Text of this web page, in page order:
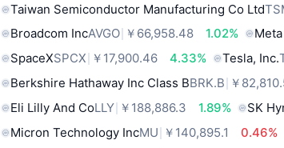
Taiwan Semiconductor Manufacturing Co Ltd
Broadcom IncAVGO ￥66,958.48 1.02%
SpaceXSPCX ￥17,900.46 4.33% Tesla, Inc.
Berkshire Hathaway Inc Class BBRK.B ￥
Eli Lilly And CoLLY ￥188,886.3 1.89% SK
Micron Technology IncMU ￥140,895.1
0.46%